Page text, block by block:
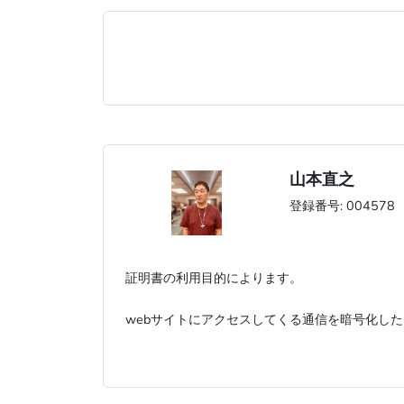
山本直之
登録番号: 004578
証明書の利用目的によります。
webサイトにアクセスしてくる通信を暗号化し